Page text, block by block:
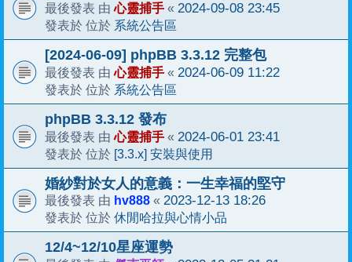
最後發表 由心靈捕手 « 2024-09-08 23:45
發表於 位於 系統公告區
[2024-06-09] phpBB 3.3.12 完整包
最後發表 由心靈捕手 « 2024-06-09 11:22
發表於 位於 系統公告區
phpBB 3.3.12 發布
最後發表 由心靈捕手 « 2024-06-01 23:41
發表於 位於 [3.3.x] 安裝與使用
婚紗對於女人的意義：一生幸福的堅守
最後發表 由 hv888 « 2023-12-13 18:26
發表於 位於 休閒哈拉與心情小品
12/4~12/10星座運勢